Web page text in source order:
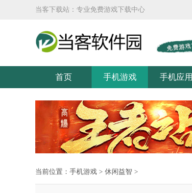
当客下载站：专业免费游戏下载中心
首页 手机游戏 手机应用
当前位置： 手机游戏 > 休闲益智 >